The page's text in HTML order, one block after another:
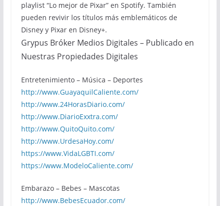
playlist “Lo mejor de Pixar” en Spotify. También
pueden revivir los títulos más emblemáticos de
Disney y Pixar en Disney+.
Grypus Bróker Medios Digitales – Publicado en
Nuestras Propiedades Digitales
Entretenimiento – Música – Deportes
http://www.GuayaquilCaliente.com/
http://www.24HorasDiario.com/
http://www.DiarioExxtra.com/
http://www.QuitoQuito.com/
http://www.UrdesaHoy.com/
https://www.VidaLGBTI.com/
https://www.ModeloCaliente.com/
Embarazo – Bebes – Mascotas
http://www.BebesEcuador.com/